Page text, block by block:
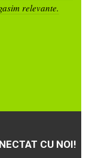
relevante.
CU NOI!